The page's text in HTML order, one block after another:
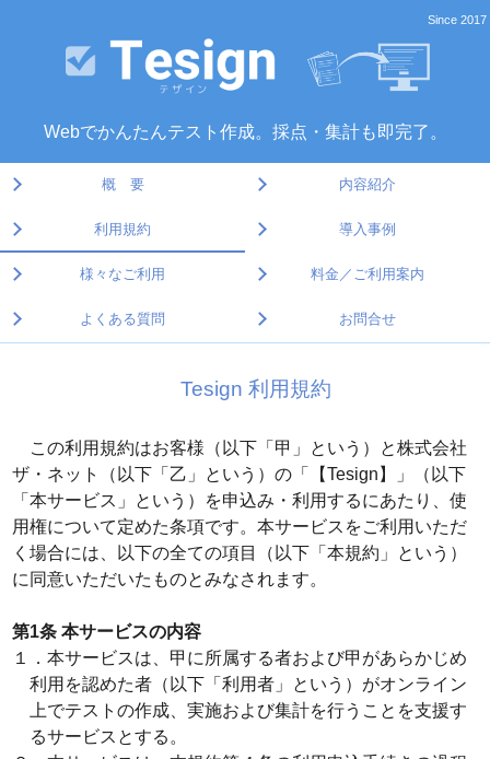
Since 2017
Webでかんたんテスト作成。採点・集計も即完了。
概 要 内容紹介
利用規約 導入事例
様々なご利用 料金／ご利用案内
よくある質問 お問合せ
Tesign 利用規約
この利用規約はお客様（以下「甲」という）と株式会社
ザ・ネット（以下「乙」という）の「【Tesign】」（以下
「本サービス」という）を申込み・利用するにあたり、使
用権について定めた条項です。本サービスをご利用いただ
く場合には、以下の全ての項目（以下「本規約」という）
に同意いただいたものとみなされます。
第1条 本サービスの内容
１．本サービスは、甲に所属する者および甲があらかじめ
利用を認めた者（以下「利用者」という）がオンライン
上でテストの作成、実施および集計を行うことを支援す
るサービスとする。